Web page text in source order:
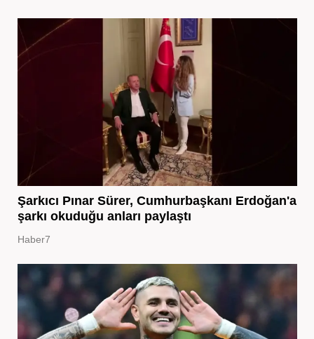
Şarkıcı Pınar Sürer, Cumhurbaşkanı Erdoğan'a
şarkı okuduğu anları paylaştı
Haber7